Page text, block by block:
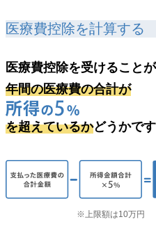
医療費控除を計算する
医療費控除を受けること
年間の医療費の合計が
を超えているかどうかです
※上限額は10万円